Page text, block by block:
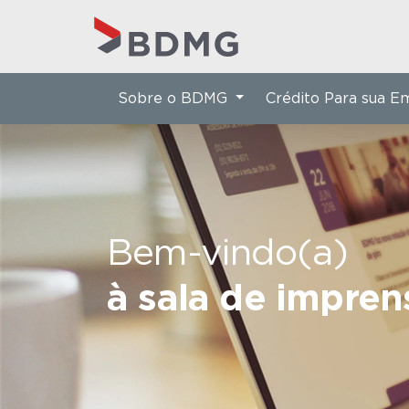
Bem-vindo(a)
à sala de
Sobre o BDMG Crédito Para sua